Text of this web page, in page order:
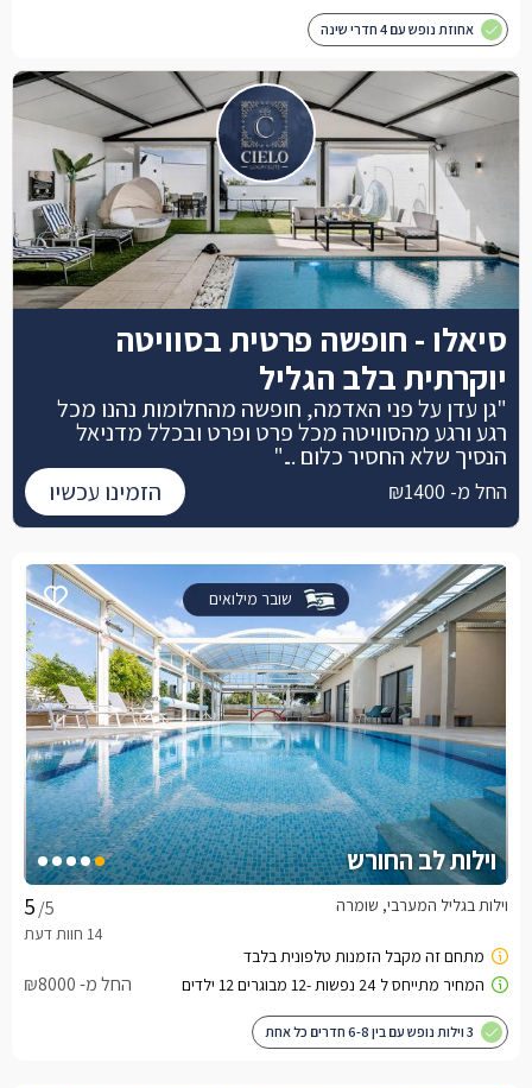
אחוזת נופש עם 4 חדרי שינה
שובר מילואים
וילות לב החורש
/5 וילות בגליל המערבי, שומרה
החל מ- ₪8000
3 וילות נופש עם בין 6-8 חדרים כל אחת
סיאלו - חופשה פרטית בסוויטה
יוקרתית בלב הגליל
"גן עדן על פני האדמה, חופשה מהחלומות נהנו מכל
רגע ורגע מהסוויטה מכל פרט ופרט ובכלל מדניאל
הנסיך שלא החסיר כלום ..."
החל מ- ₪1400 הזמינו עכשיו